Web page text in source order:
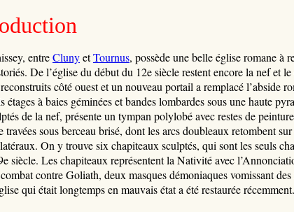
entreClunyetTournus, possède une belle église romane à
De l’église du début du 12e siècle restent encore la nef et
côté ouest et un nouveau portail a remplacé l’abside
étages à baies géminées et bandes lombardes sous une haute
de la nef, présente un tympan polylobé avec restes de
travées sous berceau brisé, dont les arcs doubleaux retombent
On y trouve six chapiteaux sculptés, qui sont les seuls
siècle. Les chapiteaux représentent la Nativité avec
contre Goliath, deux masques démoniaques vomissant
qui était longtemps en mauvais état a été restaurée